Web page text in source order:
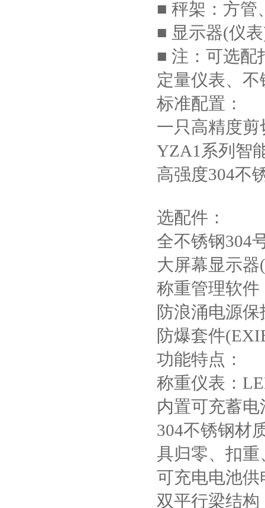
■ 秤架：方管
■ 显示器(仪
■ 注：可选配
定量仪表、
标准配置：
一只高精度
YZA1系列智
高强度304不
选配件：
全不锈钢304
大屏幕显示
称重管理软件
防浪涌电源
防爆套件
功能特点：
称重仪表：
内置可充蓄
304不锈钢材
具归零、扣
可充电电池
双平行梁结